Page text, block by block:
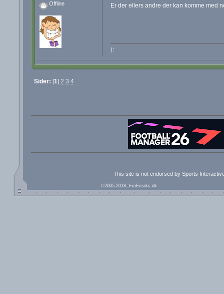
Offline Er der ellers andre der kan komme med
(:
Sider: [1] 2 3 4
This site is not endorsed by Sports
©2005-2018, FmFreaks.dk